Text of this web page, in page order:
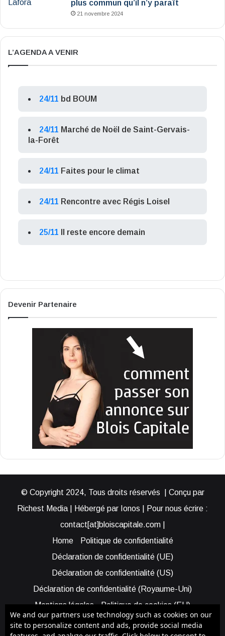
plus commun qu’il n’y paraît
21 novembre 2024
L’AGENDA A VENIR
24/11 bd BOUM
24/11 Marché de Noël de Saint-Gervais-
la-Forêt
24/11 Faites pour le climat
24/11 Rencontre avec Régis Loisel
25/11 Il reste encore demain
Devenir Partenaire
© Copyright 2024, Tous droits réservés | Conçu par
Richest Media | Hébergé par Ionos | Pour nous écrire :
contact[at]bloiscapitale.com |
Home
Politique de confidentialité
Déclaration de confidentialité (UE)
Déclaration de confidentialité (US)
Déclaration de confidentialité (Royaume-Uni)
Mentions légales
Politique de cookies (EU)
Cookie Policy (AUS)
Cookie Policy (US)
We and our partners use technology such as cookies on our
site to personalize content and ads, provide social media